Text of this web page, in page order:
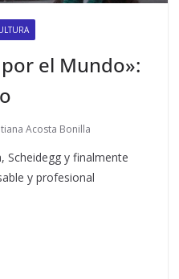
el Mundo»:
Acosta Bonilla
Scheidegg y finalmente
y profesional